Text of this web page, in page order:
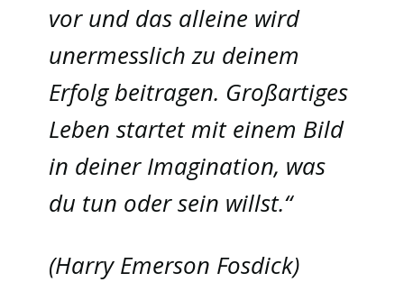
vor und das alleine wird
unermesslich zu deinem
Erfolg beitragen. Großartiges
Leben startet mit einem Bild
in deiner Imagination, was
du tun oder sein willst.“
(Harry Emerson Fosdick)